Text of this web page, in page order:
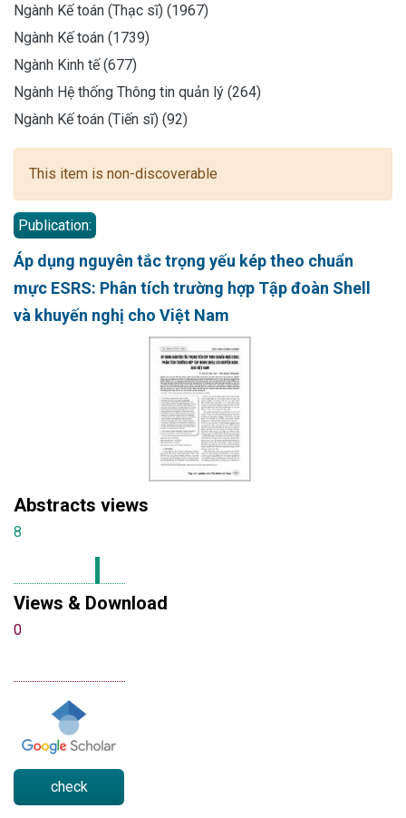
Ngành Kế toán (Thạc sĩ) (1967)
Ngành Kế toán (1739)
Ngành Kinh tế (677)
Ngành Hệ thống Thông tin quản lý (264)
Ngành Kế toán (Tiến sĩ) (92)
This item is non-discoverable
Publication:
Áp dụng nguyên tắc trọng yếu kép theo chuẩn
mực ESRS: Phân tích trường hợp Tập đoàn Shell
và khuyến nghị cho Việt Nam
Abstracts views
8
Views & Download
0
check